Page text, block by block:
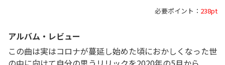
必要ポイント： 238pt
アルバム・レビュー
この曲は実はコロナが蔓延し始めた頃におかしくなった世